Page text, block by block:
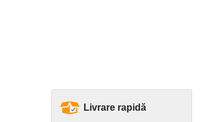
Livrare rapidă